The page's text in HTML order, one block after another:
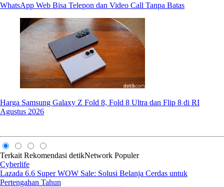
WhatsApp Web Bisa Telepon dan Video Call Tanpa Batas
Harga Samsung Galaxy Z Fold 8, Fold 8 Ultra dan Flip 8 di RI
Agustus 2026
Terkait Rekomendasi detikNetwork Populer
Cyberlife
Lazada 6.6 Super WOW Sale: Solusi Belanja Cerdas untuk
Pertengahan Tahun